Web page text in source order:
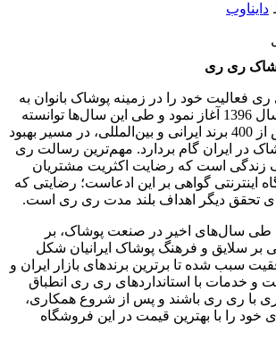
دایناوب
ری ری
ری فعالیت خود را در زمینه پوشاک بانوان به
‌صورت تخصصی از سال 1396 آغاز نمود و طی این سال‌ها توانسته
ضمن همکاری با بیش از 400 برند ایرانی و بین‌المللی، در مسیر بهبود
در ایران گام بردارد. مهم‌ترین رسالت ری
زندگی است که رضایت اکثریت مشتریان
اینترنتی گواهی بر این ادعاست؛ رضایتی که
تحقق دیگر اهداف بلند مدت ری ری است.
سال‌های اخیر در صنعت پوشاک، بر
بر سلایق و فرهنگ پوشاک ایرانیان شکل‌
سبب شده تا برترین برندهای بازار ایران و
و خدمات با استانداردهای ری ری انطباق
با ری ری باشند و پس از شروع همکاری،
خود را با بهترین قیمت در این فروشگاه